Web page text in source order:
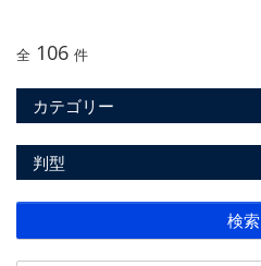
全 106 件
カテゴリー
判型
検索